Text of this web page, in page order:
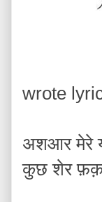
wrote
अशआर मेरे
कुछ शेर